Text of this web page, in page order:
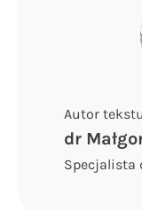
Autor
dr
Specjalista